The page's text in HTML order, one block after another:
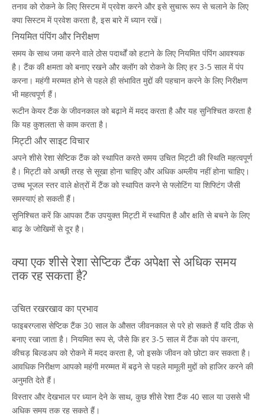
तनाव को रोकने के लिए सिस्टम में प्रवेश करने और इसे सुचारू रूप से चलाने के लिए
क्या सिस्टम में प्रवेश करता है, इस बारे में ध्यान रखें।
नियमित पंपिंग और निरीक्षण
समय के साथ जमा करने वाले ठोस पदार्थों को हटाने के लिए नियमित पंपिंग आवश्यक
है। टैंक की क्षमता को बनाए रखने और क्लॉग को रोकने के लिए हर 3-5 साल में पंप
करना। महंगी मरम्मत होने से पहले ही संभावित मुद्दों की पहचान करने के लिए निरीक्षण
भी महत्वपूर्ण हैं।
रूटीन केयर टैंक के जीवनकाल को बढ़ाने में मदद करता है और यह सुनिश्चित करता है
कि यह कुशलता से काम करता है।
मिट्टी और साइट विचार
अपने शीसे रेशा सेप्टिक टैंक को स्थापित करते समय उचित मिट्टी की स्थिति महत्वपूर्ण
है। मिट्टी को अच्छी तरह से सूखा होना चाहिए और अधिक अम्लीय नहीं होना चाहिए।
उच्च भूजल स्तर वाले क्षेत्रों में टैंक को स्थापित करने से फ्लोटिंग या शिफ्टिंग जैसी
समस्याएं हो सकती हैं।
सुनिश्चित करें कि आपका टैंक उपयुक्त मिट्टी में स्थापित है और क्षति से बचने के लिए
बाढ़ के जोखिमों से दूर है।
क्या एक शीसे रेशा सेप्टिक टैंक अपेक्षा से अधिक समय
तक रह सकता है?
उचित रखरखाव का प्रभाव
फाइबरग्लास सेप्टिक टैंक 30 साल के औसत जीवनकाल से परे हो सकते हैं यदि ठीक से
बनाए रखा जाता है। नियमित रूप से, जैसे कि हर 3-5 साल में टैंक को पंप करना,
कीचड़ बिल्डअप को रोकने में मदद करता है, जो इसके जीवन को छोटा कर सकता है।
आवधिक निरीक्षण आपको महंगी मरम्मत में बढ़ने से पहले मामूली मुद्दों को हाजिर करने की
अनुमति देते हैं।
विस्तार और देखभाल पर ध्यान देने के साथ, कुछ शीसे रेशा टैंक 40 साल या उससे भी
अधिक समय तक रह सकते हैं।